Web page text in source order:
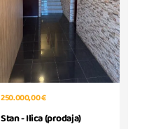
250.000,00 €
Stan - Ilica (prodaja)